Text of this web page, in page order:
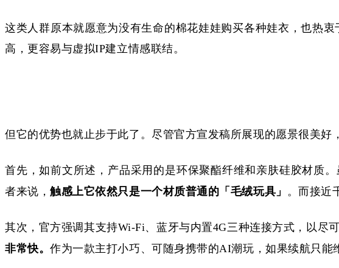
这类人群原本就愿意为没有生命的棉花娃娃购买各种娃衣，也热
高，更容易与虚拟IP建立情感联结。
但它的优势也就止步于此了。尽管官方宣发稿所展现的愿景很美
首先，如前文所述，产品采用的是环保聚酯纤维和亲肤硅胶材质
者来说，触感上它依然只是一个材质普通的「毛绒玩具」 。而接近
其次，官方强调其支持Wi-Fi、蓝牙与内置4G三种连接方式，以尽
非常快。作为一款主打小巧、可随身携带的AI潮玩，如果续航只能